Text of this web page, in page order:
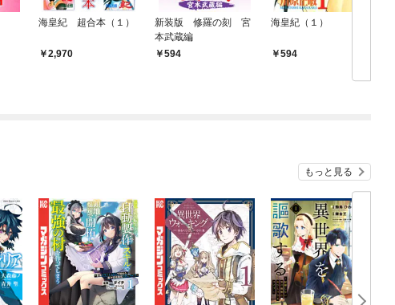
海皇紀 超合本（１）
2,970
新装版 修羅の刻 宮
本武蔵編
594
海皇紀（１）
594
もっと見る